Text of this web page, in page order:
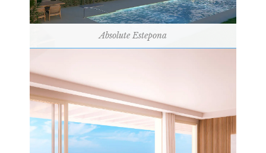
Absolute Estepona